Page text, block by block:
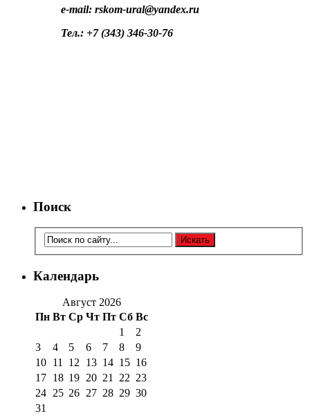
e-mail: rskom-ural@yandex.ru
Тел.: +7 (343) 346-30-76
Поиск
Календарь
Август 2026
Пн Вт Ср Чт Пт Сб Вс
1
2
3
4 5 6 7 8
9
10 11 12 13 14 15 16
17 18 19 20 21 22 23
24 25 26 27 28 29 30
31